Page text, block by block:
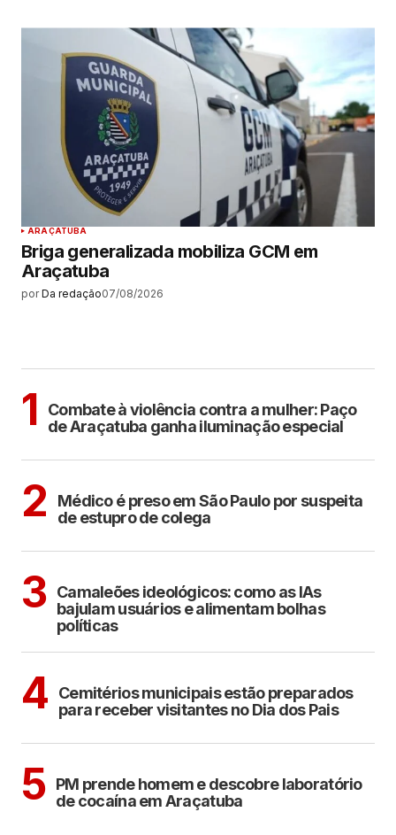
ARAÇATUBA
Briga generalizada mobiliza GCM em
Araçatuba
por Da redação07/08/2026
1
Combate à violência contra a mulher: Paço
de Araçatuba ganha iluminação especial
2
Médico é preso em São Paulo por suspeita
de estupro de colega
3 Camaleões ideológicos: como as IAs
bajulam usuários e alimentam bolhas
políticas
4
Cemitérios municipais estão preparados
para receber visitantes no Dia dos Pais
5 PM prende homem e descobre laboratório
de cocaína em Araçatuba